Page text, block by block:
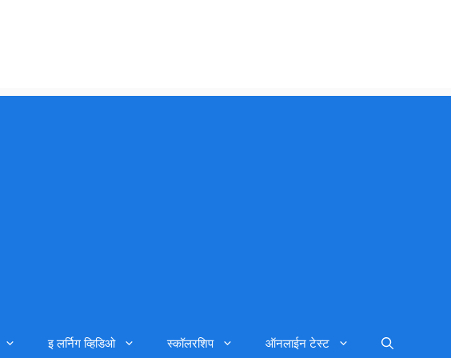
इ लर्निग व्हिडिओ स्कॉलरशिप ऑनलाईन टेस्ट